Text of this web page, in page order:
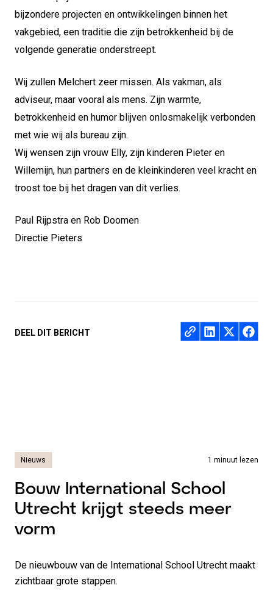
bijzondere projecten en ontwikkelingen binnen het
vakgebied, een traditie die zijn betrokkenheid bij de
volgende generatie onderstreept.
Wij zullen Melchert zeer missen. Als vakman, als
adviseur, maar vooral als mens. Zijn warmte,
betrokkenheid en humor blijven onlosmakelijk verbonden
met wie wij als bureau zijn.
Wij wensen zijn vrouw Elly, zijn kinderen Pieter en
Willemijn, hun partners en de kleinkinderen veel kracht en
troost toe bij het dragen van dit verlies.
Paul Rijpstra en Rob Doomen
Directie Pieters
DEEL DIT BERICHT Deel
Nieuws 1 minuut lezen
Bouw International School
Utrecht krijgt steeds meer
vorm
De nieuwbouw van de International School Utrecht maakt
zichtbaar grote stappen.